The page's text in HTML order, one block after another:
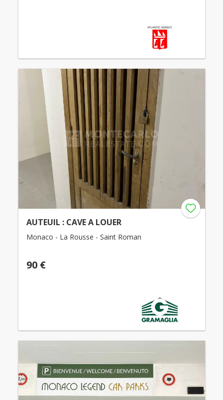
AUTEUIL : CAVE A LOUER
Monaco - La Rousse - Saint Roman
90 €